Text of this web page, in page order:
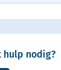
hulp nodig?